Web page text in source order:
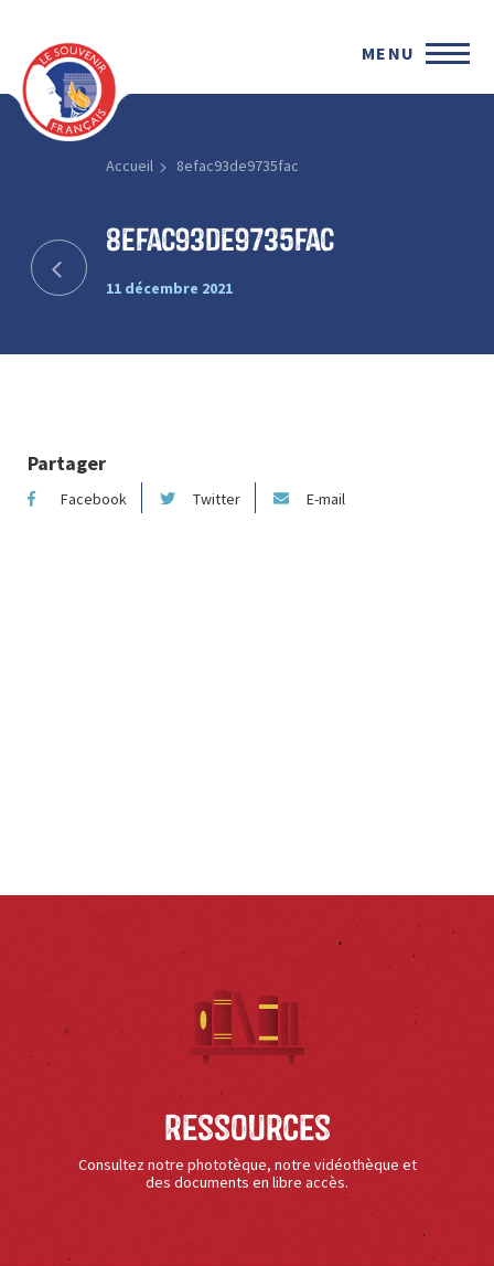
MENU
Accueil 8efac93de9735fac
8efac93de9735fac
11 décembre 2021
Partager
Facebook Twitter E-mail
Ressources
Consultez notre phototèque, notre vidéothèque et
des documents en libre accès.